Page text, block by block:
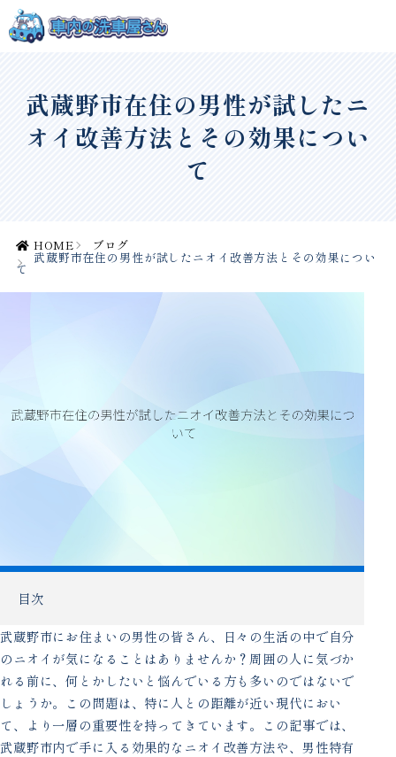
武蔵野市在住の男性が試したニ
オイ改善方法とその効果につい
て
HOME ブログ
武蔵野市在住の男性が試したニオイ改善方法とその効果につい
て
目次
武蔵野市にお住まいの男性の皆さん、日々の生活の中で自分
のニオイが気になることはありませんか？周囲の人に気づか
れる前に、何とかしたいと悩んでいる方も多いのではないで
しょうか。この問題は、特に人との距離が近い現代におい
て、より一層の重要性を持ってきています。この記事では、
武蔵野市内で手に入る効果的なニオイ改善方法や、男性特有